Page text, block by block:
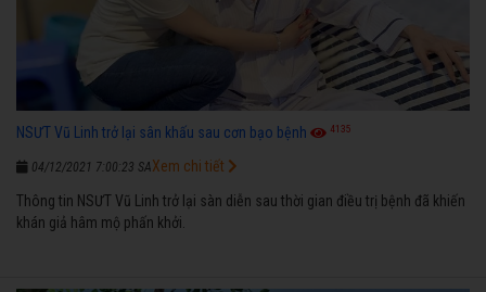
NSƯT Vũ Linh trở lại sân khấu sau cơn bạo bệnh 4135
04/12/2021 7:00:23 SA
Thông tin NSƯT Vũ Linh trở lại sàn diễn sau thời gian điều trị bệnh đã khiến
khán giả hâm mộ phấn khởi.
Xem chi tiết